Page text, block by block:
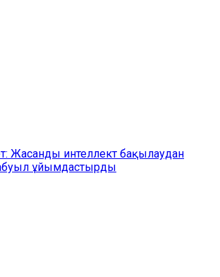
Жасанды интеллект бақылаудан
ұйымдастырды